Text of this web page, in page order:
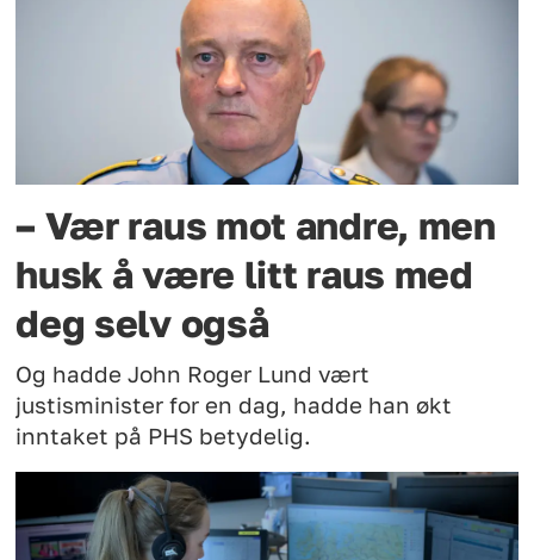
– Vær raus mot andre, men
husk å være litt raus med
deg selv også
Og hadde John Roger Lund vært
justisminister for en dag, hadde han økt
inntaket på PHS betydelig.